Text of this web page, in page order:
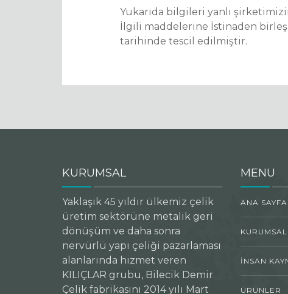
Yukarıda bilgileri yanlı
İlgili maddelerine İstinaden
tarihinde tescil edilmiştir.
KURUMSAL
Yaklaşık 45 yıldır ülkemiz çelik
üretim sektörüne metalik geri
dönüşüm ve daha sonra
nervürlü yapı çeliği pazarlaması
alanlarında hizmet veren
KILIÇLAR grubu, Bilecik Demir
Çelik fabrikasını 2014 yılı Mart
MENU
ANA SAYFA
KURUMSAL
İNSAN
ÜRÜNLER